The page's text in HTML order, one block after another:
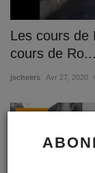
Les cours de
cours de Ro...
jscheers Avr 27, 2020
Sports